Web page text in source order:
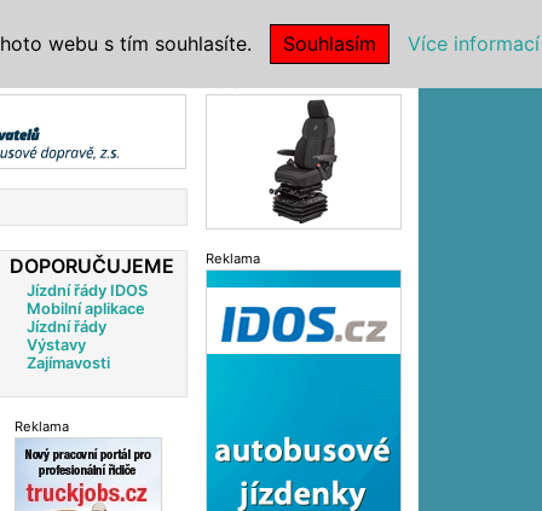
DOPORUČUJEME
Jízdní řády IDOS
Mobilní aplikace
Jízdní řády
Výstavy
Zajímavosti
Reklama
Reklama
webu s tím souhlasíte. Souhlasím Více informací